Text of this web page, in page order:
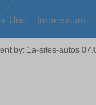
Uns Impressum
by: 1a-sites-autos